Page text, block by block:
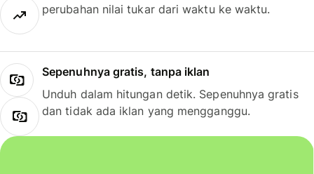
perubahan nilai tukar dari waktu ke waktu.
Sepenuhnya gratis, tanpa iklan
Unduh dalam hitungan detik. Sepenuhnya gratis
dan tidak ada iklan yang mengganggu.